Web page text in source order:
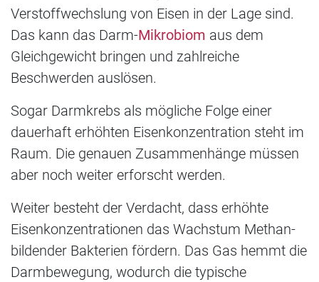
Verstoffwechslung von Eisen in der Lage sind.
Das kann das Darm-Mikrobiom aus dem
Gleichgewicht bringen und zahlreiche
Beschwerden auslösen.
Sogar Darmkrebs als mögliche Folge einer
dauerhaft erhöhten Eisenkonzentration steht im
Raum. Die genauen Zusammenhänge müssen
aber noch weiter erforscht werden.
Weiter besteht der Verdacht, dass erhöhte
Eisenkonzentrationen das Wachstum Methan-
bildender Bakterien fördern. Das Gas hemmt die
Darmbewegung, wodurch die typische